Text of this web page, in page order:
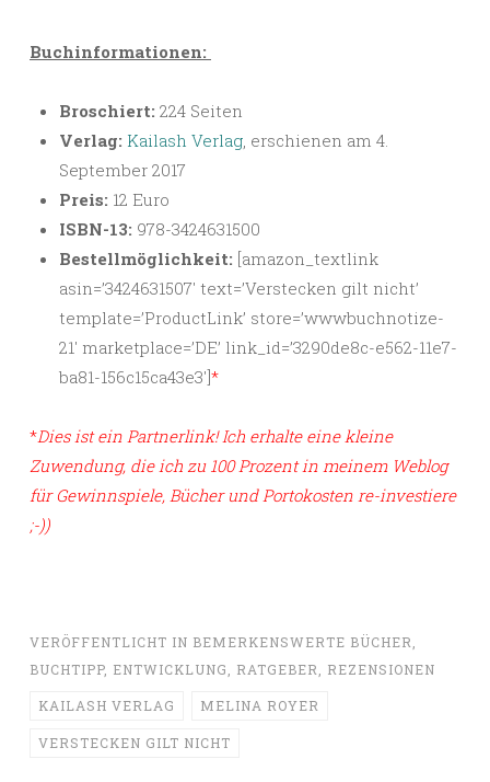
Buchinformationen:
Broschiert: 224 Seiten
Verlag: Kailash Verlag, erschienen am 4.
September 2017
Preis: 12 Euro
ISBN-13: 978-3424631500
Bestellmöglichkeit: [amazon_textlink
asin=’3424631507′ text=’Verstecken gilt nicht’
template=’ProductLink’ store=’wwwbuchnotize-
21′ marketplace=’DE’ link_id=’3290de8c-e562-11e7-
ba81-156c15ca43e3′]*
*Dies ist ein Partnerlink! Ich erhalte eine kleine
Zuwendung, die ich zu 100 Prozent in meinem Weblog
für Gewinnspiele, Bücher und Portokosten re-investiere
;-))
VERÖFFENTLICHT IN BEMERKENSWERTE BÜCHER
BUCHTIPP, ENTWICKLUNG RATGEBER REZENSIONEN
KAILASH VERLAG MELINA ROYER
VERSTECKEN GILT NICHT